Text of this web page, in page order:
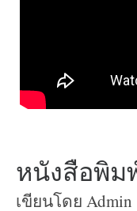
หนังสือพิม
เขียนโดย